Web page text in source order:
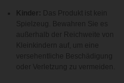
Kinder:
Das Produkt ist kein
Spielzeug. Bewahren Sie es
außerhalb der Reichweite von
Kleinkindern auf, um eine
versehentliche Beschädigung
oder Verletzung zu vermeiden.